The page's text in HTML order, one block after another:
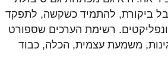
ביקורת, להתמיד כשקשה, לתפקד
רשימת הערכים שספורט
משמעת עצמית, הכלה, כבוד